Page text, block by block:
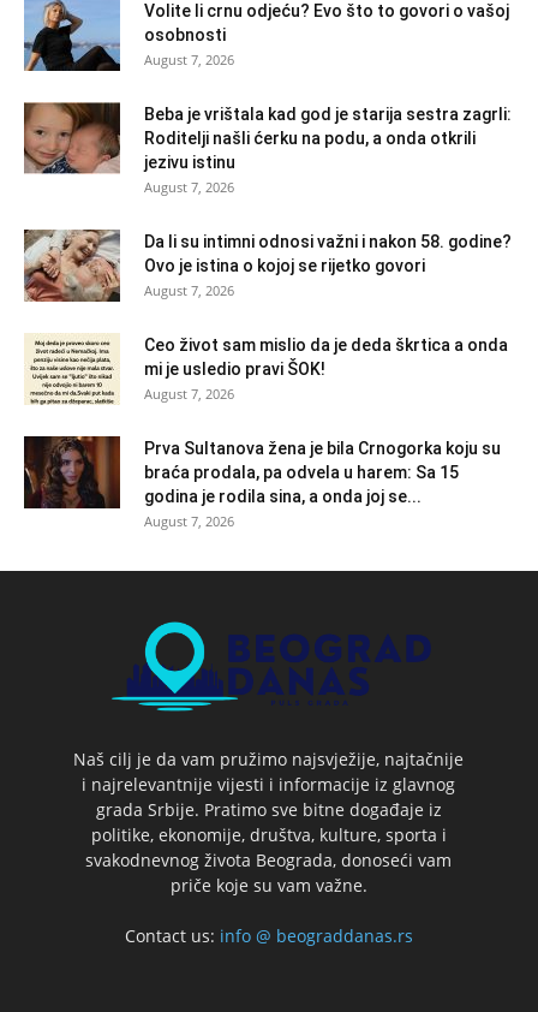
Volite li crnu odjeću? Evo što to govori o vašoj
osobnosti
August 7, 2026
Beba je vrištala kad god je starija sestra zagrli:
Roditelji našli ćerku na podu, a onda otkrili
jezivu istinu
August 7, 2026
Da li su intimni odnosi važni i nakon 58. godine?
Ovo je istina o kojoj se rijetko govori
August 7, 2026
Ceo život sam mislio da je deda škrtica a onda
mi je usledio pravi ŠOK!
August 7, 2026
Prva Sultanova žena je bila Crnogorka koju su
braća prodala, pa odvela u harem: Sa 15
godina je rodila sina, a onda joj se...
August 7, 2026
Naš cilj je da vam pružimo najsvježije, najtačnije
i najrelevantnije vijesti i informacije iz glavnog
grada Srbije. Pratimo sve bitne događaje iz
politike, ekonomije, društva, kulture, sporta i
svakodnevnog života Beograda, donoseći vam
priče koje su vam važne.
Contact us: info @ beograddanas.rs